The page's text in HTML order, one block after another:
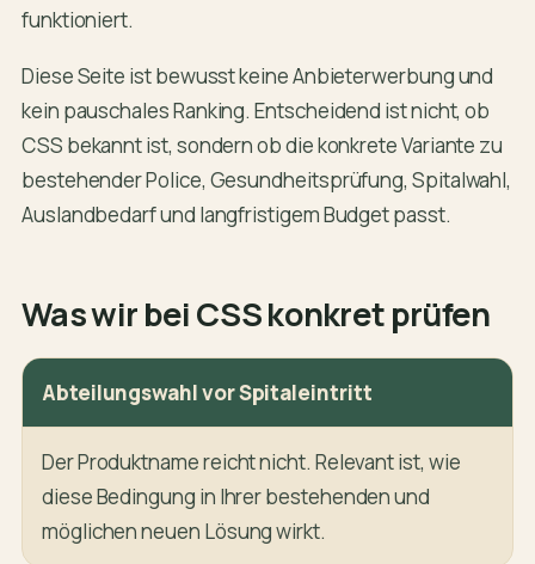
funktioniert.
Diese Seite ist bewusst keine Anbieterwerbung und
kein pauschales Ranking. Entscheidend ist nicht, ob
CSS bekannt ist, sondern ob die konkrete Variante zu
bestehender Police, Gesundheitsprüfung, Spitalwahl,
Auslandbedarf und langfristigem Budget passt.
Was wir bei CSS konkret prüfen
Abteilungswahl vor Spitaleintritt
Der Produktname reicht nicht. Relevant ist, wie
diese Bedingung in Ihrer bestehenden und
möglichen neuen Lösung wirkt.